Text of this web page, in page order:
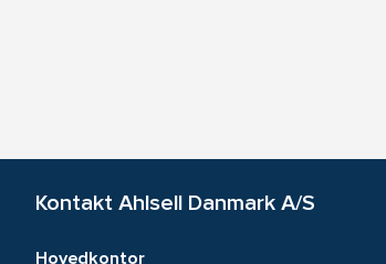
Kontakt Ahlsell Danmark A/S
Hovedkontor